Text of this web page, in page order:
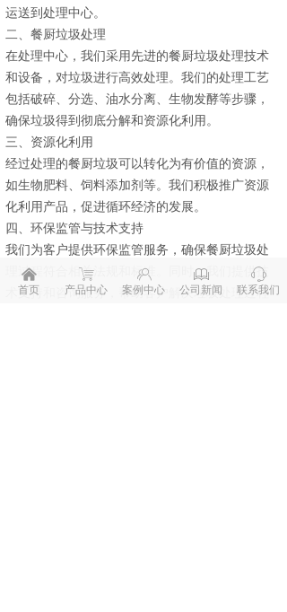
运送到处理中心。
二、餐厨垃圾处理
在处理中心，我们采用先进的餐厨垃圾处理技术
和设备，对垃圾进行高效处理。我们的处理工艺
包括破碎、分选、油水分离、生物发酵等步骤，
确保垃圾得到彻底分解和资源化利用。
三、资源化利用
经过处理的餐厨垃圾可以转化为有价值的资源，
如生物肥料、饲料添加剂等。我们积极推广资源
化利用产品，促进循环经济的发展。
四、环保监管与技术支持
我们为客户提供环保监管服务，确保餐厨垃圾处
理过程符合相关法规和标准。同时，我们提供技
术支持和咨询服务，帮助客户解决垃圾处理过程
낀
首页
ꁈ
产品中心
ꁘ
案例中心
ꁡ
公司新闻
ꁱ
联系我们